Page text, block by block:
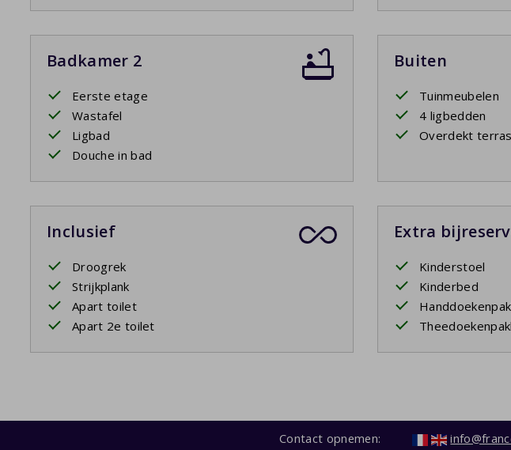
Badkamer 2
Eerste etage
Wastafel
Ligbad
Douche in bad
Buiten
Tuinmeubelen
4 ligbedden
Overdekt terras
Inclusief
Droogrek
Strijkplank
Apart toilet
Apart 2e toilet
Extra
Kinderstoel
Kinderbed
Contact opnemen: